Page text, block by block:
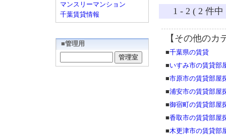
1 - 2 ( 2 件中
【その他のカ
■千葉県の賃貸
■いすみ市の賃貸部
■市原市の賃貸部屋
■浦安市の賃貸部屋
■御宿町の賃貸部屋
■香取市の賃貸部屋
■木更津市の賃貸部
マンスリーマンション
千葉賃貸情報
■管理用